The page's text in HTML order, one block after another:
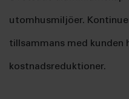
utomhusmiljöer.
tillsammans med kunden
kostnadsreduktioner.